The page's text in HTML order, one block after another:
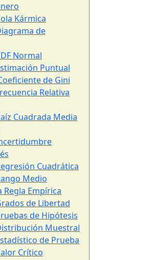
Kármica
de
Normal
Puntual
de Gini
Relativa
Cuadrada Media
Cuadrática
Medio
Regla Empírica
de Libertad
de Hipótesis
Muestral
de Prueba
Crítico